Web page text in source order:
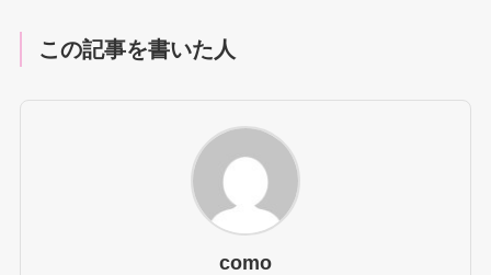
この記事を書いた人
como